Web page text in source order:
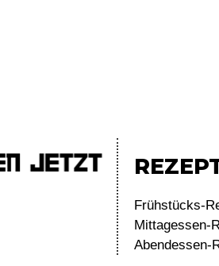
Frühstücks-
Mittagessen-
Abendessen-